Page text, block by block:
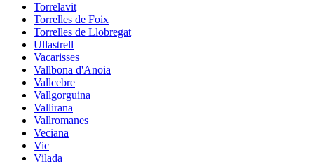
Torrelavit
Torrelles de Foix
Torrelles de Llobregat
Ullastrell
Vacarisses
Vallbona d'Anoia
Vallcebre
Vallgorguina
Vallirana
Vallromanes
Veciana
Vic
Vilada